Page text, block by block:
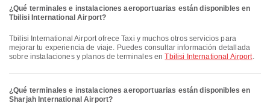
¿Qué terminales e instalaciones aeroportuarias están disponibles en
Tbilisi International Airport?
Tbilisi International Airport ofrece Taxi y muchos otros servicios para
mejorar tu experiencia de viaje. Puedes consultar información detallada
sobre instalaciones y planos de terminales enTbilisi International Airport.
¿Qué terminales e instalaciones aeroportuarias están disponibles en
Sharjah International Airport?